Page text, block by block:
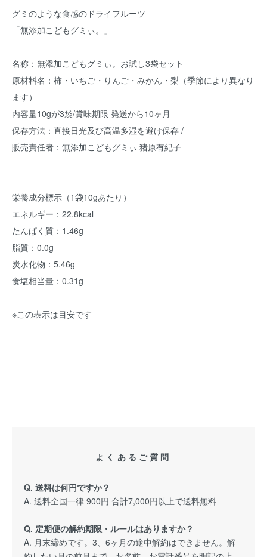
グミのような食感のドライフルーツ
「無添加こどもグミぃ。」
名称：無添加こどもグミぃ。お試し3袋セット
原材料名：柿・いちご・りんご・みかん・梨（季節により異なり
ます）
内容量10gが3袋/賞味期限 発送から10ヶ月
保存方法：直接日光及び高温多湿を避け保存 /
販売責任者：無添加こどもグミぃ 猪原有紀子
栄養成分標⽰（1袋10gあたり）
エネルギー：22.8kcal
たんぱく質：1.46g
脂質：0.0g
炭⽔化物：5.46g
⾷塩相当量：0.31g
※この表示は目安です
よくあるご質問
Q. 送料は何円ですか？
A. 送料全国一律 900円 合計7,000円以上で送料無料
Q. 定期便の解約期限・ルールはありますか？
A. 月末締めです。3、6ヶ月の途中解約はできません。解